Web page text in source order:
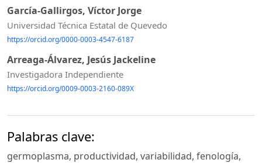
García-Gallirgos, Víctor Jorge
Universidad Técnica Estatal de Quevedo
https://orcid.org/0000-0003-4547-6187
Arreaga-Álvarez, Jesús Jackeline
Investigadora Independiente
https://orcid.org/0009-0003-2160-089X
Palabras clave:
germoplasma, productividad, variabilidad, fenología,